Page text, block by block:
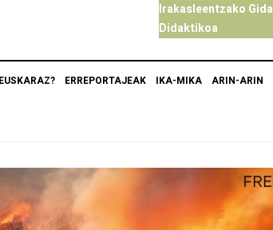
Irakasleentzako Gida
Didaktikoa
ERREPORTAJEAK IKA-MIKA ARIN-ARIN